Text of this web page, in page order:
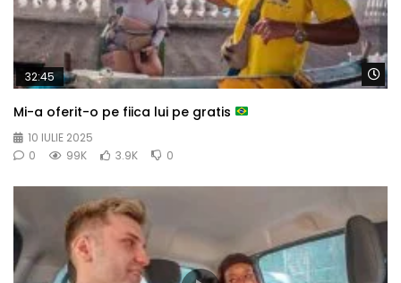
32:45
Mi-a oferit-o pe fiica lui pe gratis
10 IULIE 2025
0
99K 3.9K 0